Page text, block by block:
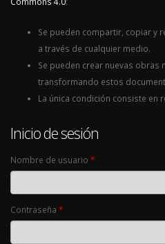
Se pueden compartir, copiar y
a través de cualquier medio.
Se pueden crear nuevas
transformando estos
La única condición consiste en
Inicio de sesión
Nombre de usuario *
Contraseña *